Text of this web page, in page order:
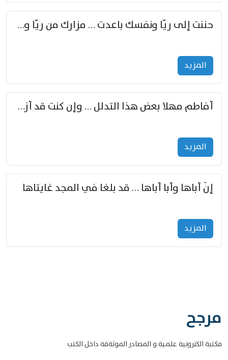
حننت إلى ريّا ونفسك باعدت … مزارك من ريّا وشعباكما معا
المزید
أفاطم مهلا بعض هذا التدلل … وإن كنت قد أزمعت صرمي فأجملي
المزید
إنّ أباها وأبا أباها … قد بلغا في المجد غايتاها
المزید
مرجح
مكتبة الكترونية علمية و المصادر الموثةقة داخل الكتب